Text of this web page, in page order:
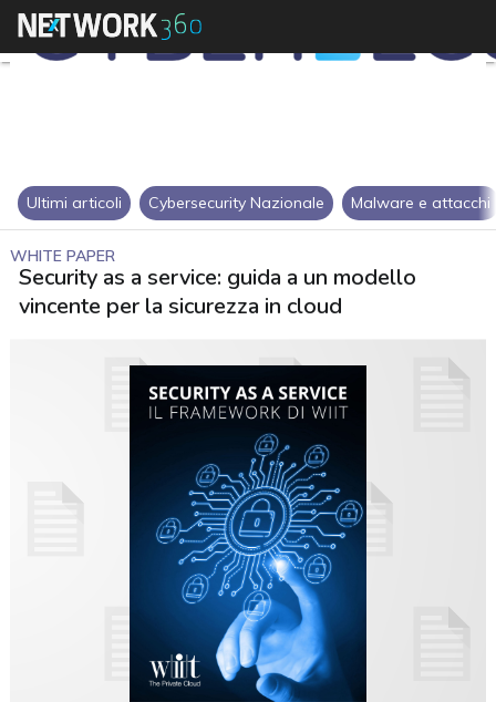
Ultimi articoli Cybersecurity Nazionale Malware e attacchi
WHITE PAPER
Security as a service: guida a un modello
vincente per la sicurezza in cloud